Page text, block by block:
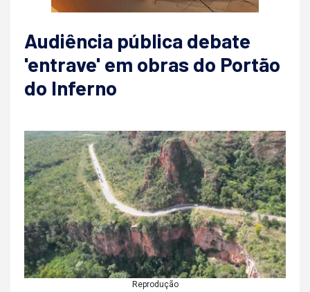
Audiência pública debate
'entrave' em obras do Portão
do Inferno
Reprodução